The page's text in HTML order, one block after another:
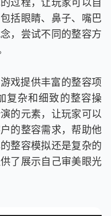
括眼睛、鼻子、嘴巴
，尝试不同的整容方
戏提供丰富的整容项
复杂和细致的整容操
的元素，让玩家可以
的整容需求，帮助他
整容模拟还是复杂的
了展示自己审美眼光